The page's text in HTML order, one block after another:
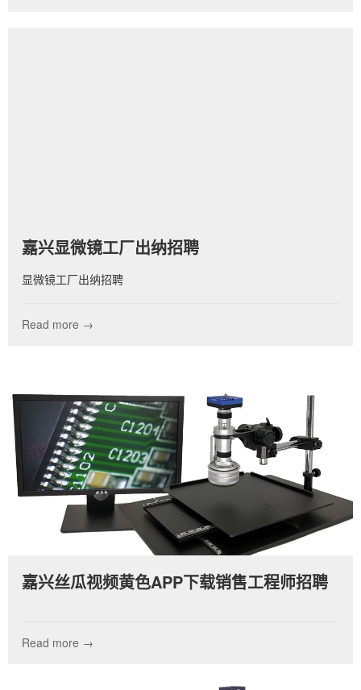
嘉兴显微镜工厂出纳招聘
显微镜工厂出纳招聘
Read more →
嘉兴丝瓜视频黄色APP下载销售工程师招聘
Read more →